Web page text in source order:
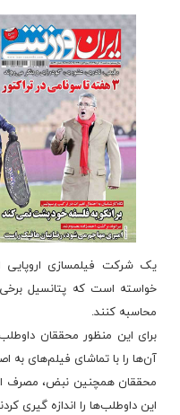
خواسته است که پتانسیل
محاسبه کنند.
برای این منظور محققان
آن‌ها را با تماشای فیلم‌های به
محققان همچنین نبض، مصرف
این داوطلب‌ها را اندازه گیری